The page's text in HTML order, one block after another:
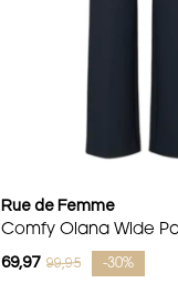
Rue de Femme
Comfy Olana Wide
69,97 99,95 -30%